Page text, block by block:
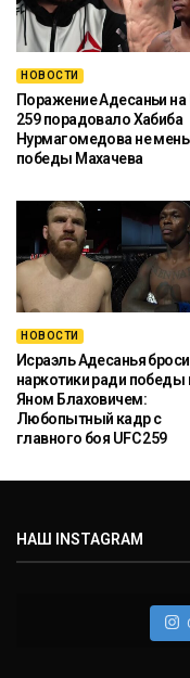
НОВОСТИ
Поражение Адесаньи на
259 порадовало Хабиба
Нурмагомедова не
победы Махачева
НОВОСТИ
Исраэль Адесанья
наркотики ради победы
Яном Блаховичем:
Любопытный кадр с
главного боя UFC 259
НАШ INSTAGRAM